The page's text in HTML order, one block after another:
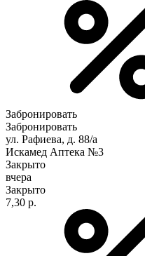
Забронировать
Забронировать
ул. Рафиева, д. 88/а
Искамед Аптека №3
Закрыто
вчера
Закрыто
7,30 р.